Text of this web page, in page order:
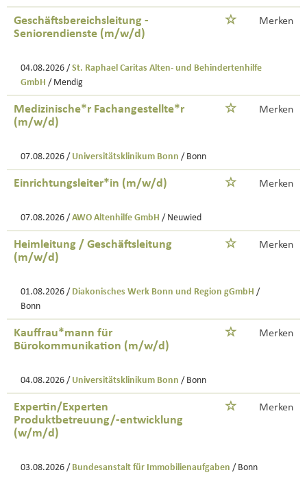
Geschäftsbereichsleitung -
Seniorendienste (m/w/d)
Merken
04.08.2026 / St. Raphael Caritas Alten- und Behindertenhilfe
GmbH / Mendig
Medizinische*r Fachangestellte*r
(m/w/d)
Merken
07.08.2026 / Universitätsklinikum Bonn / Bonn
Einrichtungsleiter*in (m/w/d) Merken
07.08.2026 / AWO Altenhilfe GmbH / Neuwied
Heimleitung / Geschäftsleitung
(m/w/d)
Merken
01.08.2026 / Diakonisches Werk Bonn und Region gGmbH /
Bonn
Kauffrau*mann für
Bürokommunikation (m/w/d)
Merken
04.08.2026 / Universitätsklinikum Bonn / Bonn
Expertin/Experten
Produktbetreuung/-entwicklung
(w/m/d)
Merken
03.08.2026 / Bundesanstalt für Immobilienaufgaben / Bonn